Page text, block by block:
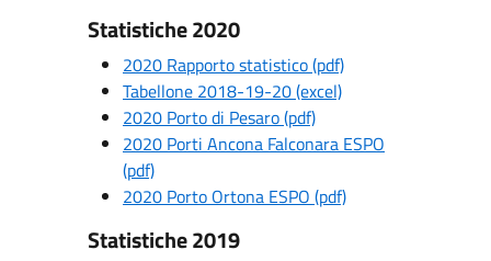
Statistiche 2020
2020 Rapporto statistico (pdf)
Tabellone 2018-19-20 (excel)
2020 Porto di Pesaro (pdf)
2020 Porti Ancona Falconara ESPO
(pdf)
2020 Porto Ortona ESPO (pdf)
Statistiche 2019